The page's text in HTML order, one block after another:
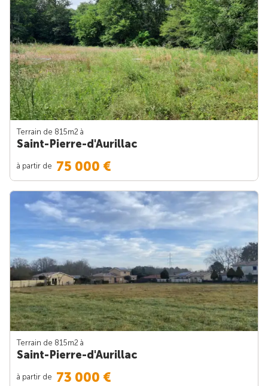
Terrain de 815m2 à
Saint-Pierre-d'Aurillac
à partir de 75 000 €
Terrain de 815m2 à
Saint-Pierre-d'Aurillac
à partir de 73 000 €